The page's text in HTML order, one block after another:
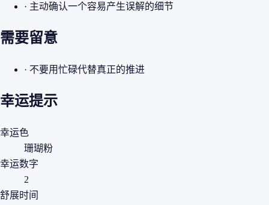
· 主动确认一个容易产生误解的细节
需要留意
· 不要用忙碌代替真正的推进
幸运提示
幸运色
珊瑚粉
幸运数字
2
舒展时间